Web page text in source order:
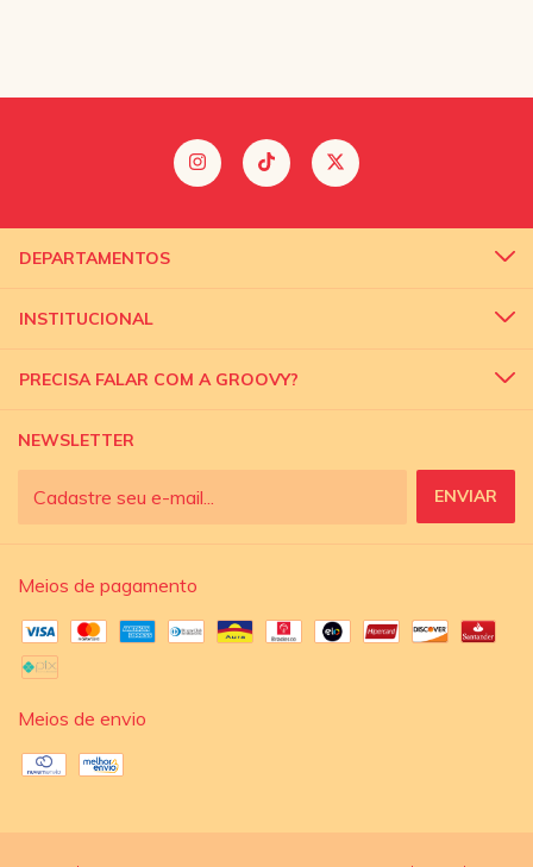
DEPARTAMENTOS
INSTITUCIONAL
PRECISA FALAR COM A GROOVY?
NEWSLETTER
Meios de pagamento
Meios de envio